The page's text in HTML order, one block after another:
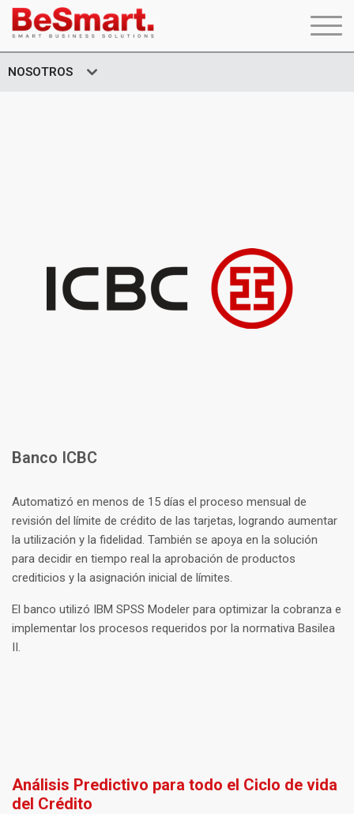
NOSOTROS
Banco ICBC
Automatizó en menos de 15 días el proceso mensual de
revisión del límite de crédito de las tarjetas, logrando aumentar
la utilización y la fidelidad. También se apoya en la solución
para decidir en tiempo real la aprobación de productos
crediticios y la asignación inicial de límites.
El banco utilizó IBM SPSS Modeler para optimizar la cobranza e
implementar los procesos requeridos por la normativa Basilea
II.
Análisis Predictivo para todo el Ciclo de vida
del Crédito